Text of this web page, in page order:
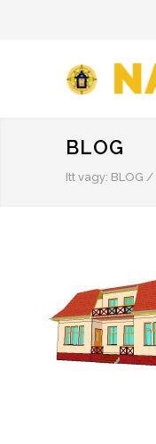
BLOG
Itt vagy: BLOG /